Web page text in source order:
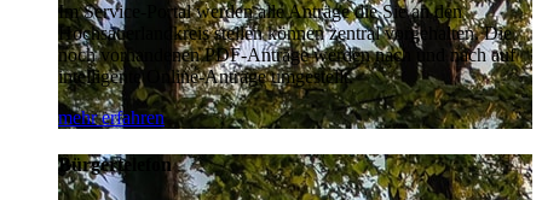
Im Service-Portal werden alle Anträge die Sie an den
Hochsauerlandkreis stellen können zentral vorgehalten. Die
noch vorhandenen PDF-Anträge werden nach und nach auf
intelligente Online-Anträge umgestellt.
mehr erfahren
Bürgertelefon